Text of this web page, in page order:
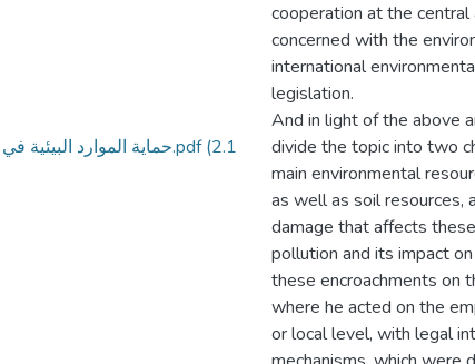
حماية الموارد البيئية في التشريع الجزائري.pdf(2.1
cooperation at the
concerned with the
international
legislation.
And in light of the above
divide the topic into two
main environmental
as well as soil resources,
damage that affects
pollution and its impact
these encroachments on
where he acted on the
or local level, with legal